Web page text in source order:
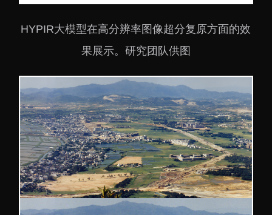
HYPIR大模型在高分辨率图像超分复原方面的效
果展示。研究团队供图